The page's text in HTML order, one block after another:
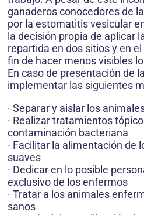
ganaderos conocedores de
por la estomatitis vesicular
la decisión propia de aplicar
repartida en dos sitios y en
fin de hacer menos visibles
En caso de presentación de
implementar las siguientes
· Separar y aislar los
· Realizar tratamientos
contaminación bacteriana
· Facilitar la alimentación de
suaves
· Dedicar en lo posible
exclusivo de los enfermos
· Tratar a los animales
sanos